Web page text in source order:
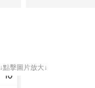
↓點擊圖片放大↓